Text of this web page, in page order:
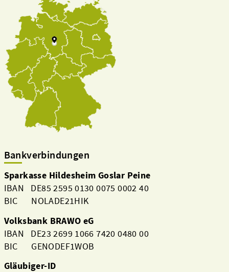
Bankverbindungen
Sparkasse Hildesheim Goslar Peine
IBAN DE85 2595 0130 0075 0002 40
BIC NOLADE21HIK
Volksbank BRAWO eG
IBAN DE23 2699 1066 7420 0480 00
BIC GENODEF1WOB
Gläubiger-ID